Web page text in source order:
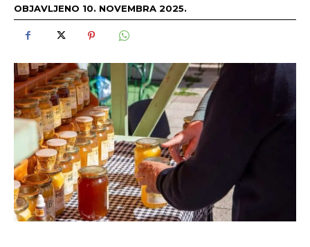
OBJAVLJENO 10. NOVEMBRA 2025.